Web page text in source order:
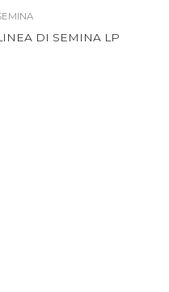
DI SEMINA LP